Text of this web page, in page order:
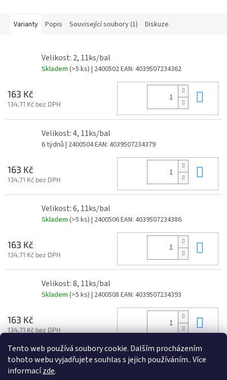
Tento web používá soubory cookie. Dalším procházením
tohoto webu vyjadřujete souhlas s jejich používáním.. Více
informacízde.
Varianty Popis Související soubory (1) Diskuze
Velikost: 2, 11ks/bal
Skladem (>5 ks) | 2400502EAN: 4039507234362
163 Kč
134,71 Kč bez DPH
Velikost: 4, 11ks/bal
6 týdnů | 2400504EAN: 4039507234379
163 Kč
134,71 Kč bez DPH
Velikost: 6, 11ks/bal
Skladem (>5 ks) | 2400506EAN: 4039507234386
163 Kč
134,71 Kč bez DPH
Velikost: 8, 11ks/bal
Skladem (>5 ks) | 2400508 EAN: 4039507234393
163 Kč
134,71 Kč bez DPH